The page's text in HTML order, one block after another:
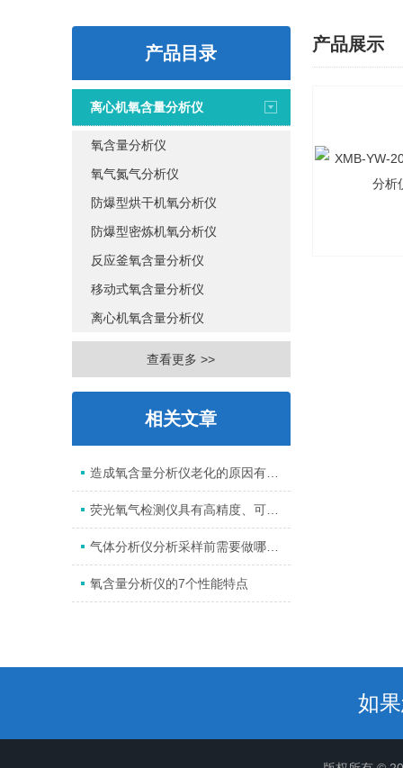
产品目录
离心机氧含量分析仪
氧含量分析仪
氧气氮气分析仪
防爆型烘干机氧分析仪
防爆型密炼机氧分析仪
反应釜氧含量分析仪
移动式氧含量分析仪
离心机氧含量分析仪
查看更多 >>
相关文章
造成氧含量分析仪老化的原因有哪些？
荧光氧气检测仪具有高精度、可靠性和便携性等优点
气体分析仪分析采样前需要做哪些工作？
氧含量分析仪的7个性能特点
产品展示
如